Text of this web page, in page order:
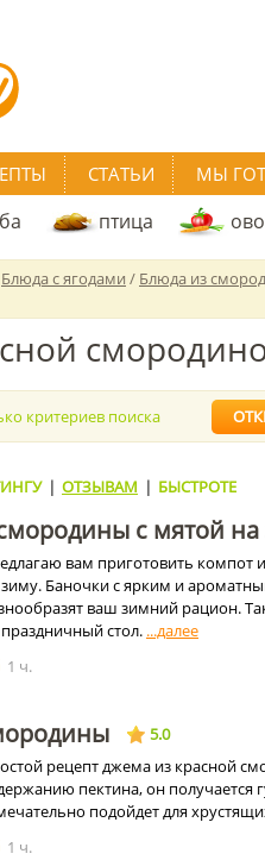
СТАТЬИ МЫ
птица
Блюда с ягодами / Блюда из
критериев поиска
| ОТЗЫВАМ | БЫСТРОТЕ
с мятой
вам приготовить компот
зиму. Баночки с ярким и
ваш зимний рацион.
стол.
1 ч.
5.0
рецепт джема из красной
пектина, он
подойдет для
1 ч.